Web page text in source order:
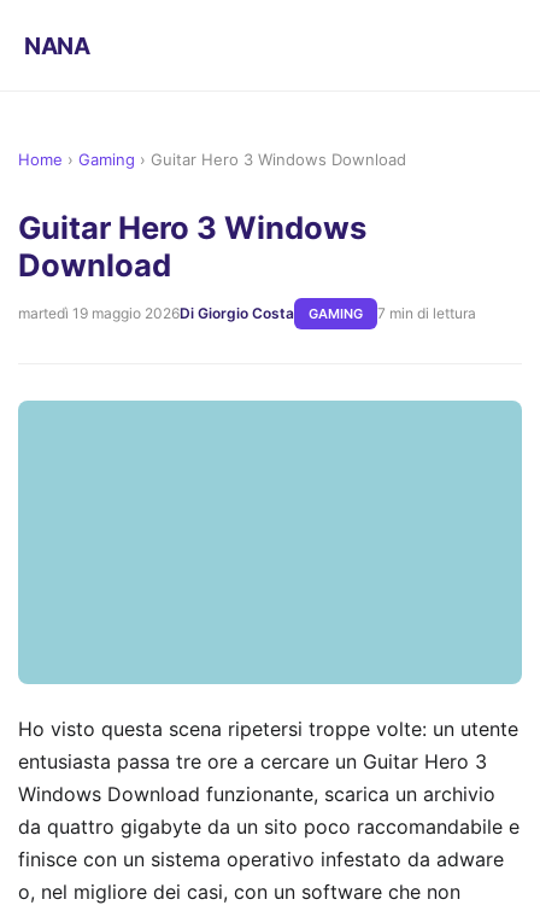
NANA
Home › Gaming › Guitar Hero 3 Windows Download
Guitar Hero 3 Windows
Download
martedì 19 maggio 2026Di Giorgio Costa GAMING 7 min di lettura
Ho visto questa scena ripetersi troppe volte: un utente
entusiasta passa tre ore a cercare un Guitar Hero 3
Windows Download funzionante, scarica un archivio
da quattro gigabyte da un sito poco raccomandabile e
finisce con un sistema operativo infestato da adware
o, nel migliore dei casi, con un software che non